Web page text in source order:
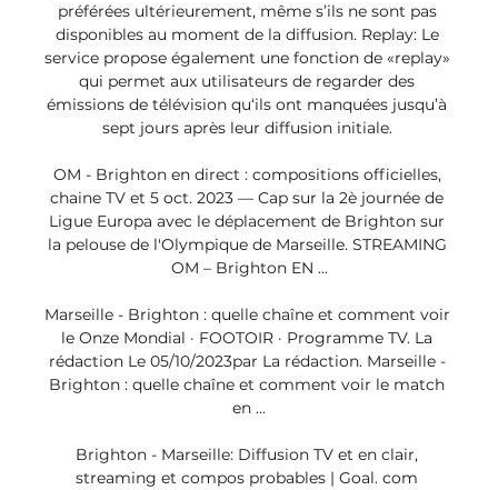
préférées ultérieurement, même s’ils ne sont pas
disponibles au moment de la diffusion. Replay: Le
service propose également une fonction de «replay»
qui permet aux utilisateurs de regarder des
émissions de télévision qu‘ils ont manquées jusqu’à
sept jours après leur diffusion initiale.
OM - Brighton en direct : compositions officielles,
chaine TV et 5 oct. 2023 — Cap sur la 2è journée de
Ligue Europa avec le déplacement de Brighton sur
la pelouse de l'Olympique de Marseille. STREAMING
OM – Brighton EN ...
Marseille - Brighton : quelle chaîne et comment voir
le Onze Mondial · FOOTOIR · Programme TV. La
rédaction Le 05/10/2023par La rédaction. Marseille -
Brighton : quelle chaîne et comment voir le match
en ...
Brighton - Marseille: Diffusion TV et en clair,
streaming et compos probables | Goal. com